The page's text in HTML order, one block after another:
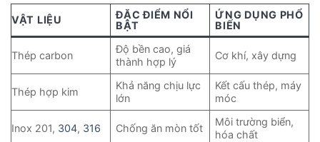
VẬT LIỆU
ĐẶC ĐIỂM NỔI
BẬT
ỨNG DỤNG PHỔ
BIẾN
Thép carbon
Độ bền cao, giá
thành hợp lý
Cơ khí, xây dựng
Thép hợp kim
Khả năng chịu lực
lớn
Kết cấu thép, máy
móc
Inox 201, 304, 316 Chống ăn mòn tốt
Môi trường biển,
hóa chất